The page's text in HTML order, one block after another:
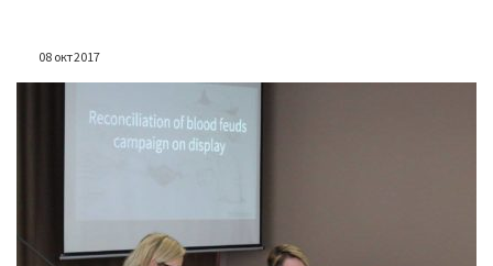
08 окт 2017